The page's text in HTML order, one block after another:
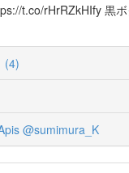
t.co/rHrRZkHIfy 黒
(4)
@sumimura_K